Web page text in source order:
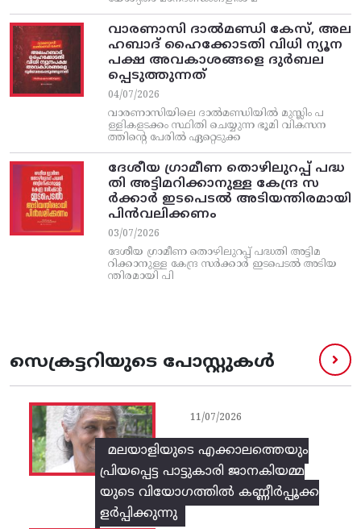
വാരണാസി ദാൽമണ്ഡി കേസ്, അല
ഹബാദ് ഹൈക്കോടതി വിധി ന്യൂന
പക്ഷ അവകാശങ്ങളെ ദുർബല
പ്പെടുത്തുന്നത്
04/07/2026
വാരണാസിയിലെ ദാൽമണ്ഡിയിൽ മുസ്ലിം പ
ള്ളികളടക്കം സ്ഥിതി ചെയ്യുന്ന ഭൂമി വികസന
ത്തിന്റെ പേരിൽ ഏറ്റെടുക്ക
ദേശീയ ഗ്രാമീണ തൊഴിലുറപ്പ്‌ പദ്ധ
തി അട്ടിമറിക്കാനുള്ള കേന്ദ്ര സ
ര്‍ക്കാര്‍ ഇടപെടല്‍ അടിയന്തിരമായി
പിന്‍വലിക്കണം
03/07/2026
ദേശീയ ഗ്രാമീണ തൊഴിലുറപ്പ്‌ പദ്ധതി അട്ടിമ
റിക്കാനുള്ള കേന്ദ്ര സര്‍ക്കാര്‍ ഇടപെടല്‍ അടിയ
ന്തിരമായി പി
സെക്രട്ടറിയുടെ പോസ്റ്റുകൾ
മലയാളിയുടെ എക്കാലത്തെയും
പ്രിയപ്പെട്ട പാട്ടുകാരി ജാനകിയമ്മ
യുടെ വിയോഗത്തിൽ കണ്ണീർപ്പൂക്ക
ളർപ്പിക്കുന്നു
11/07/2026